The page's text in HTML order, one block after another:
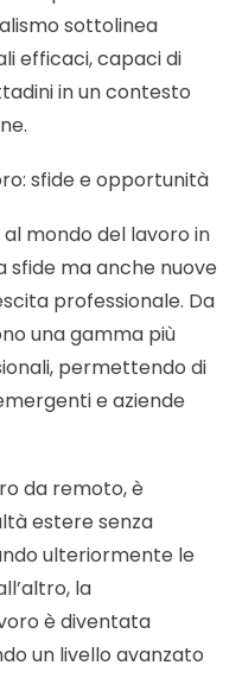
sottolinea
efficaci, capaci di
in un contesto
sfide e opportunità
al mondo del lavoro in
sfide ma anche nuove
professionale. Da
una gamma più
permettendo di
e aziende
da remoto, è
estere senza
ulteriormente le
la
è diventata
un livello avanzato